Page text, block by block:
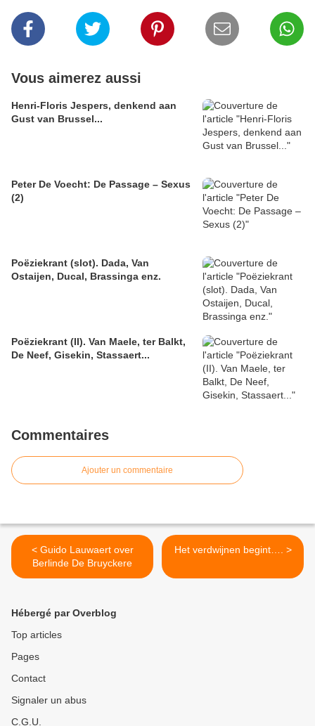
Vous aimerez aussi
Henri-Floris Jespers, denkend aan
Gust van Brussel...
Peter De Voecht: De Passage – Sexus
(2)
Poëziekrant (slot). Dada, Van
Ostaijen, Ducal, Brassinga enz.
Poëziekrant (II). Van Maele, ter Balkt,
De Neef, Gisekin, Stassaert...
Commentaires
Ajouter un commentaire
< Guido Lauwaert over
Berlinde De Bruyckere
Het verdwijnen begint…. >
Hébergé par Overblog
Top articles
Pages
Contact
Signaler un abus
C.G.U.